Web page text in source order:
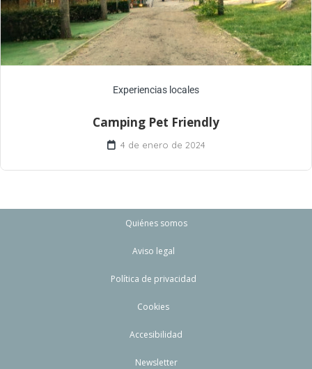
Experiencias locales
Camping Pet Friendly
4 de enero de 2024
Quiénes somos
Aviso legal
Política de privacidad
Cookies
Accesibilidad
Newsletter